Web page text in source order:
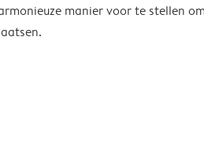
manier voor te stellen